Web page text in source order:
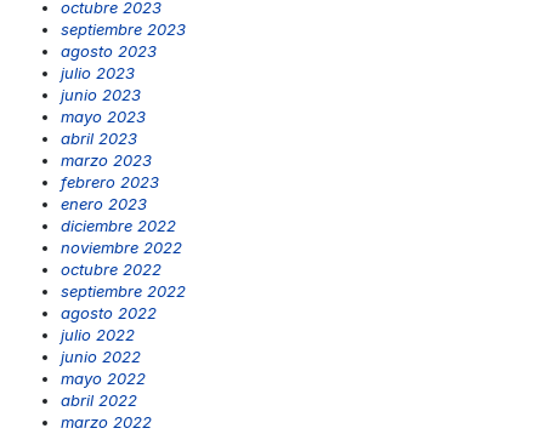
octubre 2023
septiembre 2023
agosto 2023
julio 2023
junio 2023
mayo 2023
abril 2023
marzo 2023
febrero 2023
enero 2023
diciembre 2022
noviembre 2022
octubre 2022
septiembre 2022
agosto 2022
julio 2022
junio 2022
mayo 2022
abril 2022
marzo 2022